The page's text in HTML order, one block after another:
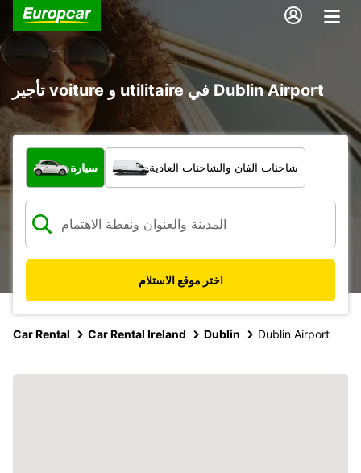
تأجير voiture و utilitaire في Dublin Airport
ما نوع المركبة؟
سيارة شاحنات الفان والشاحنات العادية
اختر موقع الاستلام
Car Rental Car Rental Ireland Dublin Dublin Airport